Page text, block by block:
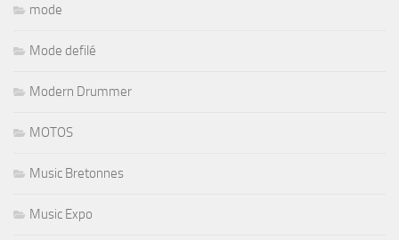
mode
Mode defilé
Modern Drummer
MOTOS
Music Bretonnes
Music Expo